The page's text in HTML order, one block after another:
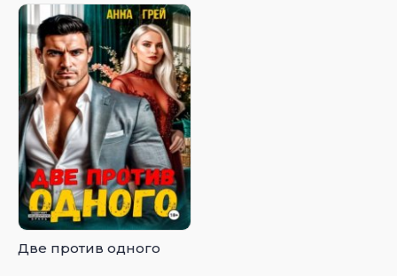
Две против одного